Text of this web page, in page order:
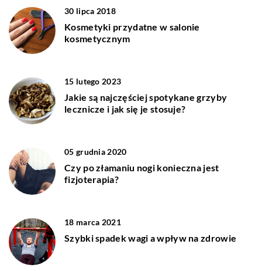
30 lipca 2018
Kosmetyki przydatne w salonie
kosmetycznym
15 lutego 2023
Jakie są najczęściej spotykane grzyby
lecznicze i jak się je stosuje?
05 grudnia 2020
Czy po złamaniu nogi konieczna jest
fizjoterapia?
18 marca 2021
Szybki spadek wagi a wpływ na zdrowie